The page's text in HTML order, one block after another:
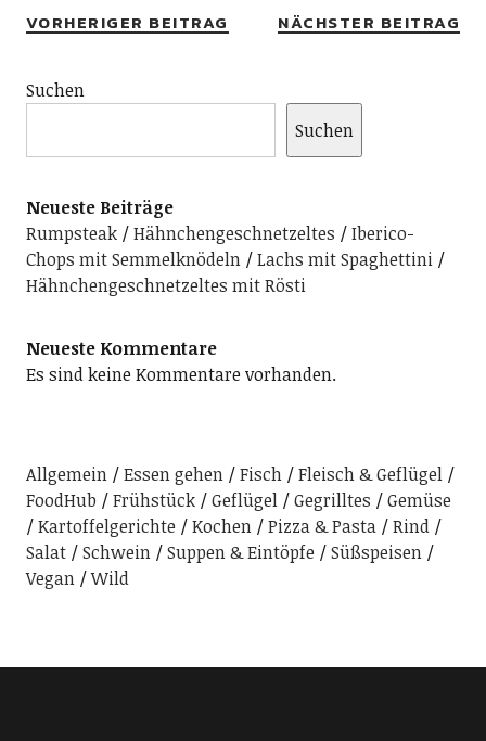
VORHERIGER BEITRAG NÄCHSTER BEITRAG
Suchen
Suchen
Neueste Beiträge
Rumpsteak
Hähnchengeschnetzeltes
Iberico-
Chops mit Semmelknödeln
Lachs mit Spaghettini
Hähnchengeschnetzeltes mit Rösti
Neueste Kommentare
Es sind keine Kommentare vorhanden.
Allgemein Essen gehen Fisch
Fleisch & Geflügel
FoodHub
Frühstück Geflügel Gegrilltes
Gemüse
Kartoffelgerichte
Kochen Pizza & Pasta
Rind
Salat
Schwein Suppen & Eintöpfe
Süßspeisen
Vegan
Wild